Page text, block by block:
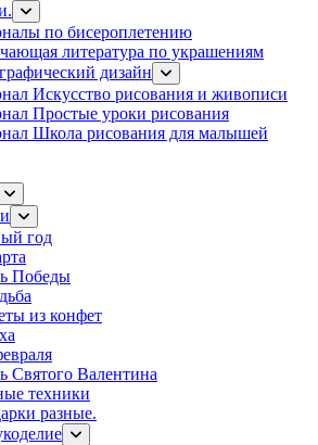
по бисероплетению
литература по украшениям
дизайн
Искусство рисования и живописи
Простые уроки рисования
Школа рисования для малышей
год
Победы
из конфет
Святого Валентина
техники
разные.